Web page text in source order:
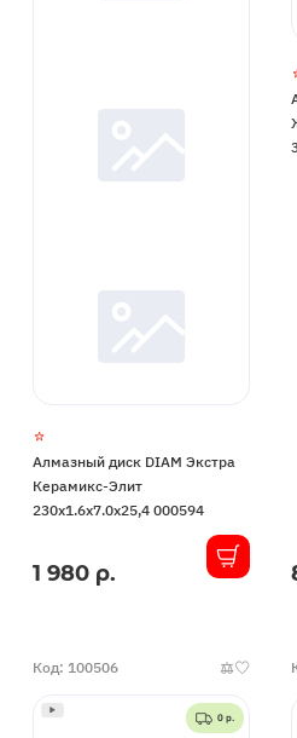
Алмазный диск DIAM Экстра
Керамикс-Элит
230x1.6x7.0x25,4 000594
В1 980 р.
Код: 100506
0 р.